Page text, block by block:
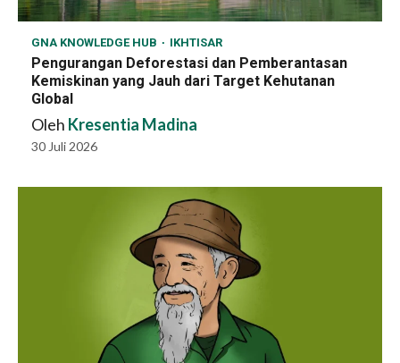
GNA KNOWLEDGE HUB IKHTISAR
Pengurangan Deforestasi dan Pemberantasan
Kemiskinan yang Jauh dari Target Kehutanan
Global
Oleh Kresentia Madina
30 Juli 2026